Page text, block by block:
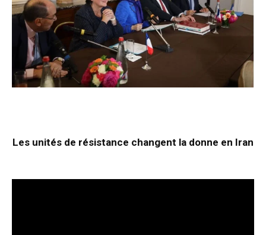
Les unités de résistance changent la donne en Iran